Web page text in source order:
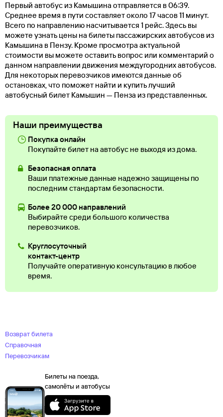
Первый автобус из Камышина отправляется в 06:39.
Среднее время в пути составляет около 17 часов 11 минут.
Всего по направлению насчитывается 1 рейс. Здесь вы
можете узнать цены на билеты пассажирских автобусов из
Камышина в Пензу. Кроме просмотра актуальной
стоимости вы можете оставить вопрос или комментарий о
данном направлении движения междугородних автобусов.
Для некоторых перевозчиков имеются данные об
остановках, что поможет найти и купить лучший
автобусный билет Камышин — Пенза из представленных.
Наши преимущества
Покупка онлайн
Покупайте билет на автобус не выходя из дома.
Безопасная оплата
Ваши платежные данные надежно защищены по
последним стандартам безопасности.
Более 20 000 направлений
Выбирайте среди большого количества
перевозчиков.
Круглосуточный
контакт-центр
Получайте оперативную консультацию в любое
время.
Возврат билета
Справочная
Перевозчикам
Билеты на поезда,
самолёты и автобусы